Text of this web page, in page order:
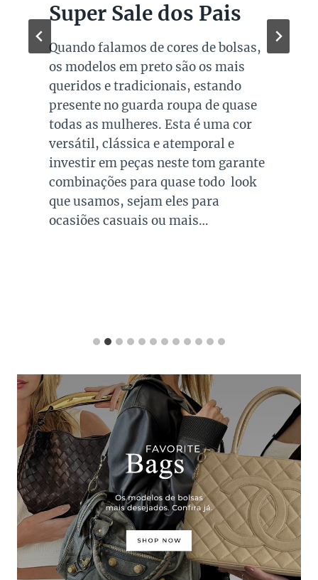
Super Sale dos Pais
Quando falamos de cores de bolsas,
os modelos em preto são os mais
queridos e tradicionais, estando
presente no guarda roupa de quase
todas as mulheres. Esta é uma cor
versátil, clássica e atemporal e
investir em peças neste tom garante
combinações para quase todo look
que usamos, sejam eles para
ocasiões casuais ou mais…